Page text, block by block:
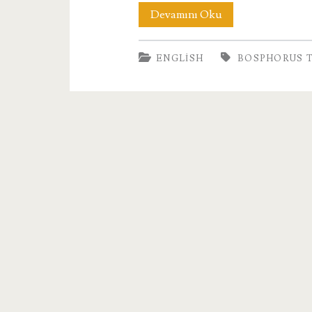
Devamını OkuBoğaz
Turu
Fiyatları-
ENGLISH BOSPHORUS